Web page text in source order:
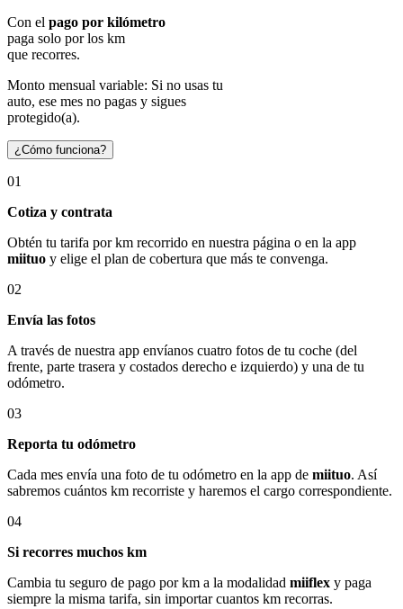
Con el pago por kilómetro
paga solo por los km
que recorres.
Monto mensual variable: Si no usas tu
auto, ese mes no pagas y sigues
protegido(a).
¿Cómo funciona?
01
Cotiza y contrata
Obtén tu tarifa por km recorrido en nuestra página o en la app
miituo y elige el plan de cobertura que más te convenga.
02
Envía las fotos
A través de nuestra app envíanos cuatro fotos de tu coche (del
frente, parte trasera y costados derecho e izquierdo) y una de tu
odómetro.
03
Reporta tu odómetro
Cada mes envía una foto de tu odómetro en la app de miituo. Así
sabremos cuántos km recorriste y haremos el cargo correspondiente.
04
Si recorres muchos km
Cambia tu seguro de pago por km a la modalidad miiflex y paga
siempre la misma tarifa, sin importar cuantos km recorras.